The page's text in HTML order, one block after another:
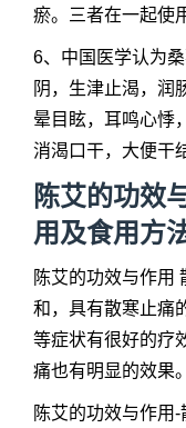
瘀。三者在一起使
6、中国医学认为
阴，生津止渴，润
晕目眩，耳鸣心悸
消渴口干，大便干
陈艾的功效
用及食用方
陈艾的功效与作用
和，具有散寒止痛
等症状有很好的疗
痛也有明显的效果。
陈艾的功效与作用